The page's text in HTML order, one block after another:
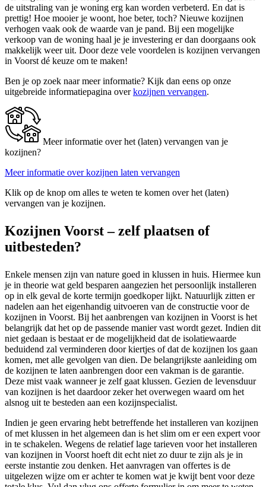
de uitstraling van je woning erg kan worden verbeterd. En dat is
prettig! Hoe mooier je woont, hoe beter, toch? Nieuwe kozijnen
verhogen vaak ook de waarde van je pand. Bij een mogelijke
verkoop van de woning haal je je investering er dan doorgaans ook
makkelijk weer uit. Door deze vele voordelen is kozijnen vervangen
in Voorst dé keuze om te maken!
Ben je op zoek naar meer informatie? Kijk dan eens op onze
uitgebreide informatiepagina overkozijnen vervangen.
Meer informatie over het (laten) vervangen van je
kozijnen?
Meer informatie over kozijnen laten vervangen
Klik op de knop om alles te weten te komen over het (laten)
vervangen van je kozijnen.
Kozijnen Voorst – zelf plaatsen of
uitbesteden?
Enkele mensen zijn van nature goed in klussen in huis. Hiermee kun
je in theorie wat geld besparen aangezien het persoonlijk installeren
op in elk geval de korte termijn goedkoper lijkt. Natuurlijk zitten er
nadelen aan het eigenhandig uitvoeren van de constructie voor de
kozijnen in Voorst. Bij het aanbrengen van kozijnen in Voorst is het
belangrijk dat het op de passende manier vast wordt gezet. Indien dit
niet gedaan is bestaat er de mogelijkheid dat de isolatiewaarde
beduidend zal verminderen door kiertjes of dat de kozijnen los gaan
komen, met alle gevolgen van dien. De belangrijkste aanleiding om
de kozijnen te laten aanbrengen door een vakman is de garantie.
Deze mist vaak wanneer je zelf gaat klussen. Gezien de levensduur
van kozijnen is het daardoor zeker het overwegen waard om het
alsnog uit te besteden aan een kozijnspecialist.
Indien je geen ervaring hebt betreffende het installeren van kozijnen
of met klussen in het algemeen dan is het slim om er een expert voor
in te schakelen. Wegens de relatief lage tarieven voor het installeren
van kozijnen in Voorst hoeft dit echt niet zo duur te zijn als je in
eerste instantie zou denken. Het aanvragen van offertes is de
uitgelezen wijze om er achter te komen wat je kwijt bent voor deze